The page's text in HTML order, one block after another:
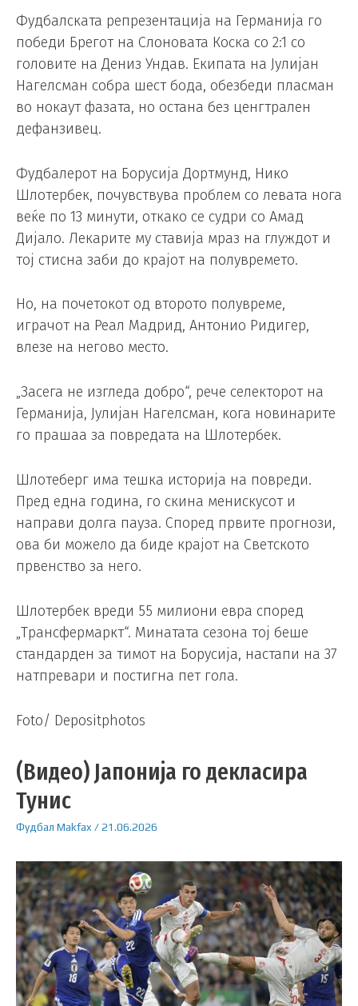
Фудбалската репрезентација на Германија го
победи Брегот на Слоновата Коска со 2:1 со
головите на Дениз Ундав. Екипата на Јулијан
Нагелсман собра шест бода, обезбеди пласман
во нокаут фазата, но остана без ценгтрален
дефанзивец.
Фудбалерот на Борусија Дортмунд, Нико
Шлотербек, почувствува проблем со левата нога
веќе по 13 минути, откако се судри со Амад
Дијало. Лекарите му ставија мраз на глуждот и
тој стисна заби до крајот на полувремето.
Но, на почетокот од второто полувреме,
играчот на Реал Мадрид, Антонио Ридигер,
влезе на негово место.
„Засега не изгледа добро“, рече селекторот на
Германија, Јулијан Нагелсман, кога новинарите
го прашаа за повредата на Шлотербек.
Шлотеберг има тешка историја на повреди.
Пред една година, го скина менискусот и
направи долга пауза. Според првите прогнози,
ова би можело да биде крајот на Светското
првенство за него.
Шлотербек вреди 55 милиони евра според
„Трансфермаркт“. Минатата сезона тој беше
стандарден за тимот на Борусија, настапи на 37
натпревари и постигна пет гола.
Foto/ Depositphotos
(Видео) Јапонија го декласира
Тунис
Фудбал Makfax/21.06.2026